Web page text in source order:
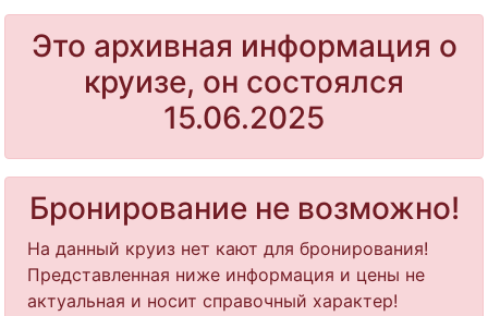
Это архивная информация о
круизе, он состоялся
15.06.2025
Бронирование не возможно!
На данный круиз нет кают для бронирования!
Представленная ниже информация и цены не
актуальная и носит справочный характер!